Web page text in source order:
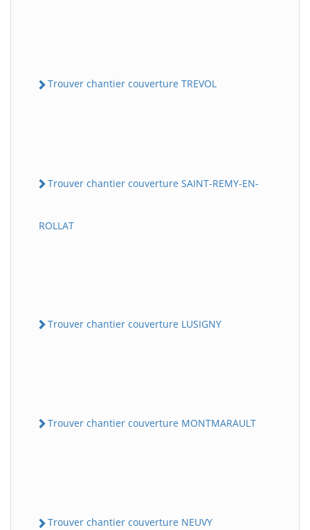
Trouver chantier couverture TREVOL
Trouver chantier couverture SAINT-REMY-EN-
ROLLAT
Trouver chantier couverture LUSIGNY
Trouver chantier couverture MONTMARAULT
Trouver chantier couverture NEUVY